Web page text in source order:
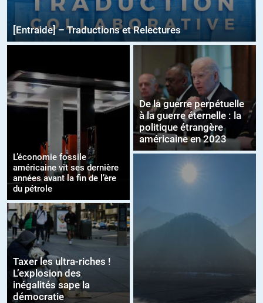
[Entraide] – Traductions et Relectures
L’économie fossile
américaine vit ses dernière
années avant la fin de l’ère
du pétrole
Taxer les ultra-riches !
L’explosion des
inégalités sape la
démocratie
De la guerre perpétuelle
à la guerre éternelle : la
politique étrangère
américaine en 2023